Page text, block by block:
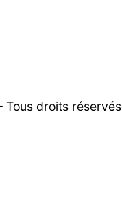
droits réservés